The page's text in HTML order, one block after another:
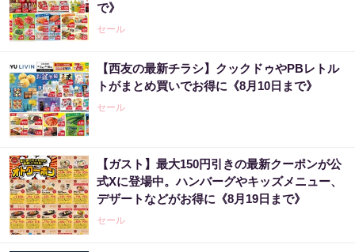
で》
セール
【西友の最新チラシ】クックドゥやPBレトル
トがまとめ買いでお得に《8月10日まで》
セール
【ガスト】最大150円引きの最新クーポンが公
式Xに登場中。ハンバーグやキッズメニュー、
デザートなどがお得に《8月19日まで》
セール